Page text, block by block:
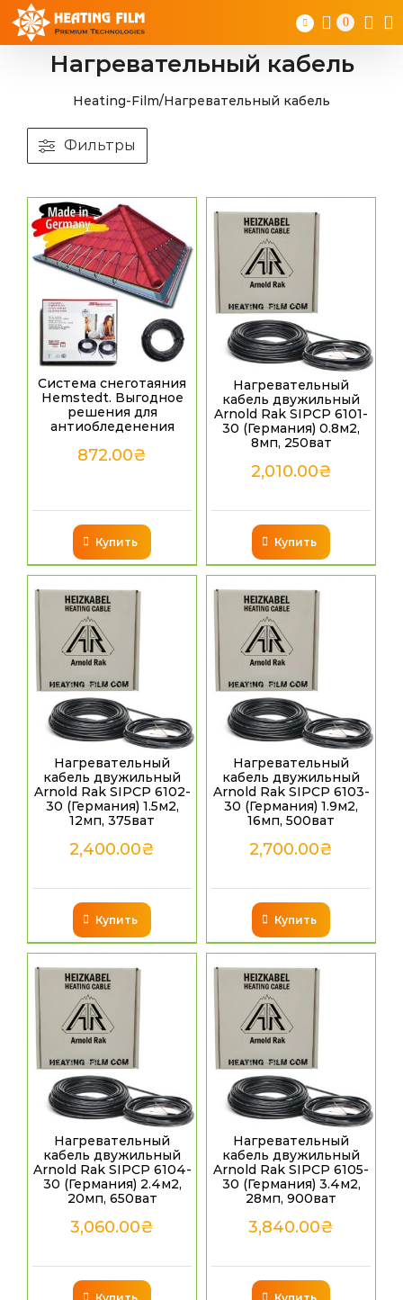
Skip
content
0
Нагревательный кабель
Heating-Film/Нагревательный кабель
Система снеготаяния
Hemstedt. Выгодное
решения для
антиобледенения
872.00₴
Купить
Нагревательный
кабель двужильный
Arnold Rak SIPCP 6101-
30 (Германия) 0.8м2,
8мп, 250ват
2,010.00₴
Купить
Нагревательный
кабель двужильный
Arnold Rak SIPCP 6102-
30 (Германия) 1.5м2,
12мп, 375ват
2,400.00₴
Купить
Нагревательный
кабель двужильный
Arnold Rak SIPCP 6103-
30 (Германия) 1.9м2,
16мп, 500ват
2,700.00₴
Купить
Нагревательный
кабель двужильный
Arnold Rak SIPCP 6104-
30 (Германия) 2.4м2,
20мп, 650ват
3,060.00₴
Нагревательный
кабель двужильный
Arnold Rak SIPCP 6105-
30 (Германия) 3.4м2,
28мп, 900ват
3,840.00₴
Фильтры